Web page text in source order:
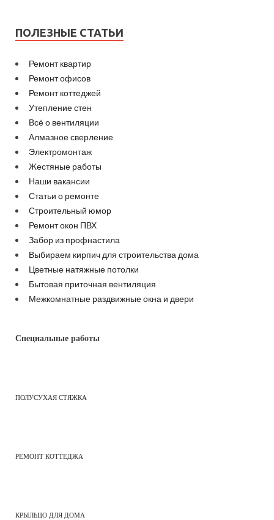
ПОЛЕЗНЫЕ СТАТЬИ
Ремонт квартир
Ремонт офисов
Ремонт коттеджей
Утепление стен
Всё о вентиляции
Алмазное сверление
Электромонтаж
Жестяные работы
Наши вакансии
Статьи о ремонте
Строительный юмор
Ремонт окон ПВХ
Забор из профнастила
Выбираем кирпич для строительства дома
Цветные натяжные потолки
Бытовая приточная вентиляция
Межкомнатные раздвижные окна и двери
Специальные работы
ПОЛУСУХАЯ СТЯЖКА
РЕМОНТ КОТТЕДЖА
КРЫЛЬЦО ДЛЯ ДОМА